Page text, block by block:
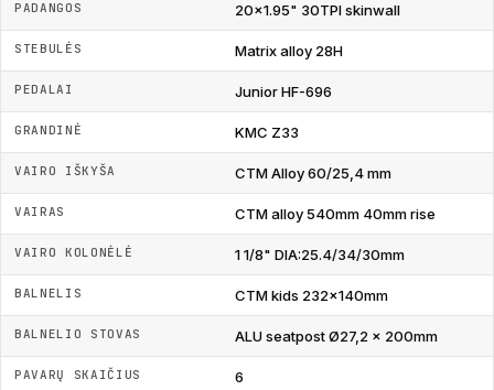
PADANGOS 20x1.95" 30TPI skinwall
STEBULĖS Matrix alloy 28H
PEDALAI Junior HF-696
GRANDINĖ KMC Z33
VAIRO IŠKYŠA CTM Alloy 60/25,4 mm
VAIRAS CTM alloy 540mm 40mm rise
VAIRO KOLONĖLĖ 1 1/8" DIA:25.4/34/30mm
BALNELIS CTM kids 232x140mm
BALNELIO STOVAS ALU seatpost Ø27,2 x 200mm
PAVARŲ SKAIČIUS 6